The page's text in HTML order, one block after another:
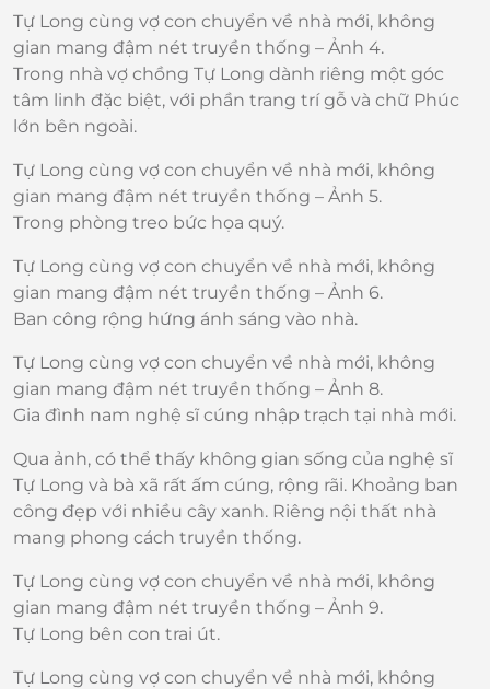
Tự Long cùng vợ con chuyển về nhà mới, không
gian mang đậm nét truyền thống – Ảnh 4.
Trong nhà vợ chồng Tự Long dành riêng một góc
tâm linh đặc biệt, với phần trang trí gỗ và chữ Phúc
lớn bên ngoài.
Tự Long cùng vợ con chuyển về nhà mới, không
gian mang đậm nét truyền thống – Ảnh 5.
Trong phòng treo bức họa quý.
Tự Long cùng vợ con chuyển về nhà mới, không
gian mang đậm nét truyền thống – Ảnh 6.
Ban công rộng hứng ánh sáng vào nhà.
Tự Long cùng vợ con chuyển về nhà mới, không
gian mang đậm nét truyền thống – Ảnh 8.
Gia đình nam nghệ sĩ cúng nhập trạch tại nhà mới.
Qua ảnh, có thể thấy không gian sống của nghệ sĩ
Tự Long và bà xã rất ấm cúng, rộng rãi. Khoảng ban
công đẹp với nhiều cây xanh. Riêng nội thất nhà
mang phong cách truyền thống.
Tự Long cùng vợ con chuyển về nhà mới, không
gian mang đậm nét truyền thống – Ảnh 9.
Tự Long bên con trai út.
Tự Long cùng vợ con chuyển về nhà mới, không